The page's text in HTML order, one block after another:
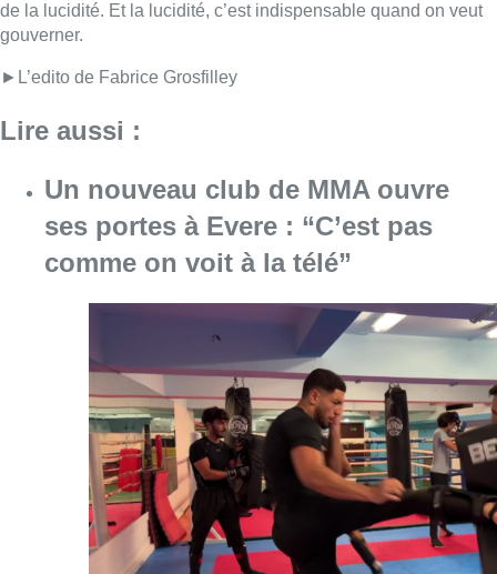
08 août 2026Consulter l'article "Un nouveau club de
Au Moeraske, Bart Hanssens
recense des insectes de plus en
plus rares